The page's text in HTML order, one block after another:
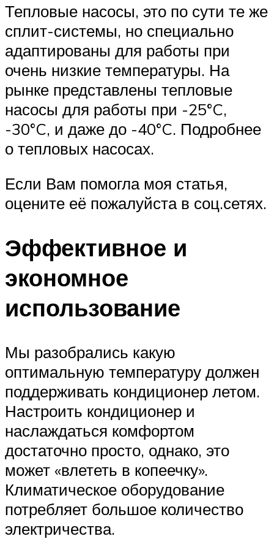
Тепловые насосы, это по сути те же
сплит-системы, но специально
адаптированы для работы при
очень низкие температуры. На
рынке представлены тепловые
насосы для работы при -25°C,
-30°C, и даже до -40°C. Подробнее
о тепловых насосах.
Если Вам помогла моя статья,
оцените её пожалуйста в соц.сетях.
Эффективное и
экономное
использование
Мы разобрались какую
оптимальную температуру должен
поддерживать кондиционер летом.
Настроить кондиционер и
наслаждаться комфортом
достаточно просто, однако, это
может «влететь в копеечку».
Климатическое оборудование
потребляет большое количество
электричества.